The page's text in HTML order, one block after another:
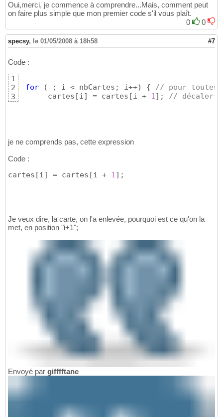
Oui,merci, je commence à comprendre...Mais, comment peut
on faire plus simple que mon premier code s'il vous plaît.
0
0
specsy, le 01/05/2008 à 18h58 #7
Code :
1
2
3
for ( ; i < nbCartes; i++) {
// pour
      cartes
[i] = cartes [i + 1] ; // décaler
je ne comprends pas, cette expression
Code :
cartes [i] = cartes [i + 1] ;
Je veux dire, la carte, on l'a enlevée, pourquoi est ce qu'on la
met, en position "i+1";
Envoyé par gifffftane